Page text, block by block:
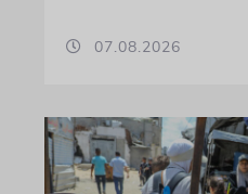
07.08.2026